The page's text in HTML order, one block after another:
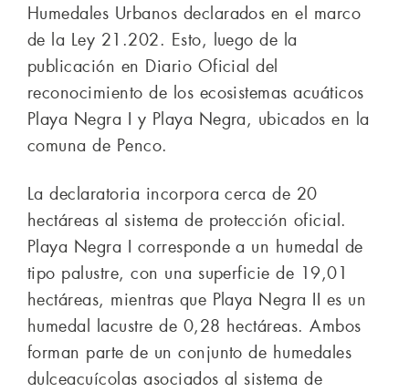
Humedales Urbanos declarados en el marco
de la Ley 21.202. Esto, luego de la
publicación en Diario Oficial del
reconocimiento de los ecosistemas acuáticos
Playa Negra I y Playa Negra, ubicados en la
comuna de Penco.
La declaratoria incorpora cerca de 20
hectáreas al sistema de protección oficial.
Playa Negra I corresponde a un humedal de
tipo palustre, con una superficie de 19,01
hectáreas, mientras que Playa Negra II es un
humedal lacustre de 0,28 hectáreas. Ambos
forman parte de un conjunto de humedales
dulceacuícolas asociados al sistema de